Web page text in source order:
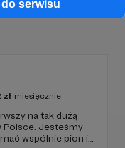
serwisu
zł miesięcznie
na tak dużą
Polsce. Jesteśmy
wspólnie pion i